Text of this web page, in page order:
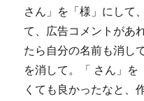
さん」を「様」にして
て、広告コメントがあ
たら自分の名前も消し
を消して。「 さん」を
くても良かったなと、